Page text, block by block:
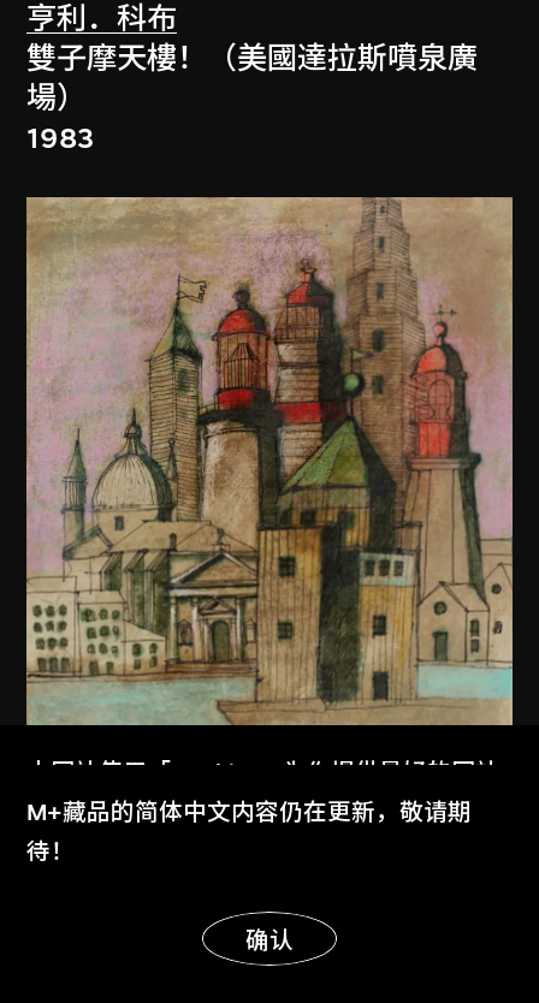
亨利．科布
雙子摩天樓！（美國達拉斯噴泉廣
場）
1983
本网站使用「Cookies」为你提供最好的网站
体验。
了解更多
明白
M+藏品的简体中文内容仍在更新，敬请期
待！
确认
显示更多